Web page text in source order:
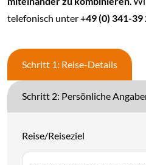
telefonisch unter+49 (0) 341-39
Schritt 1: Reise-Details
Schritt 2: Persönliche
Reise/Reiseziel